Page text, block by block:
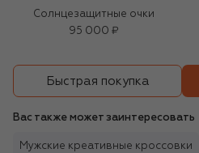
Солнцезащитные очки
95 000 ₽
Быстрая покупка
Вас также может заинтересовать
Мужские креативные кроссовки